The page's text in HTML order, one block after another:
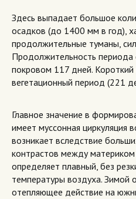
Здесь выпадает большое
осадков (до 1400 мм в год),
продолжительные туманы,
Продолжительность периода
покровом 117 дней.
вегетационный период (221
Главное значение в
имеет муссонная циркуляция
возникает вследствие
контрастов между
определяет плавный, без
температуры воздуха. Зимой
отепляющее действие на